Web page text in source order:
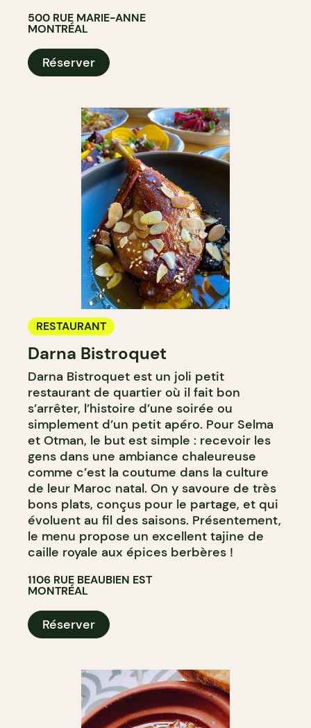
500 RUE MARIE-ANNE
MONTRÉAL
Réserver
RESTAURANT
Darna Bistroquet
Darna Bistroquet est un joli petit
restaurant de quartier où il fait bon
s’arrêter, l’histoire d’une soirée ou
simplement d’un petit apéro. Pour Selma
et Otman, le but est simple : recevoir les
gens dans une ambiance chaleureuse
comme c’est la coutume dans la culture
de leur Maroc natal. On y savoure de très
bons plats, conçus pour le partage, et qui
évoluent au fil des saisons. Présentement,
le menu propose un excellent tajine de
caille royale aux épices berbères !
1106 RUE BEAUBIEN EST
MONTRÉAL
Réserver